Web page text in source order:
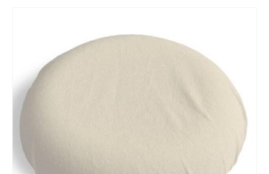
Bildergalerie
springen